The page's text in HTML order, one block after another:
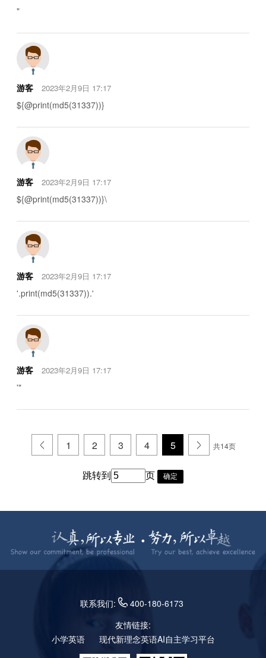
"
游客 2023年2月9日 17:17
${@print(md5(31337))}
游客 2023年2月9日 17:17
${@print(md5(31337))}\
游客 2023年2月9日 17:17
'.print(md5(31337)).'
游客 2023年2月9日 17:17
'"
1 2 3 4 5 共14页
跳转到 页 确定
联系我们:
400-180-6173
友情链接:
小学英语
现代新理念英语AI自主学习平台